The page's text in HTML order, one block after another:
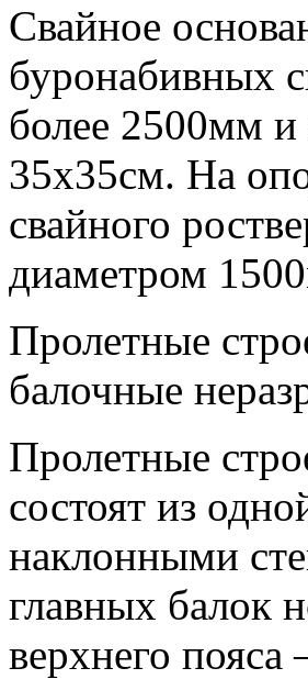
Свайное
буронабивных
более 2500мм и
35х35см. На
свайного
диаметром
Пролетные
балочные
Пролетные
состоят из
наклонными
главных балок
верхнего